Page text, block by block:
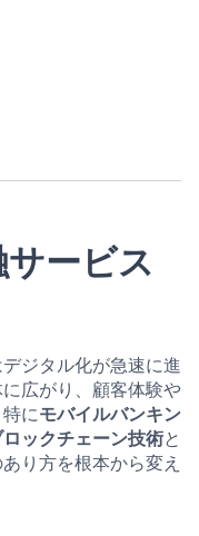
ービス
ジタル化が急速に進
広がり、顧客体験や
にモバイルバンキン
ロックチェーン技術と
り方を根本から変え